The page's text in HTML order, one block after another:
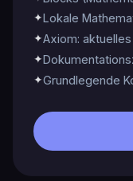
✦Lokale
✦Axiom:
✦
✦Grundlegende